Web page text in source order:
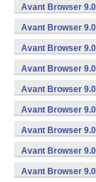
Avant Browser
Avant Browser
Avant Browser
Avant Browser
Avant Browser
Avant Browser
Avant Browser
Avant Browser
Avant Browser